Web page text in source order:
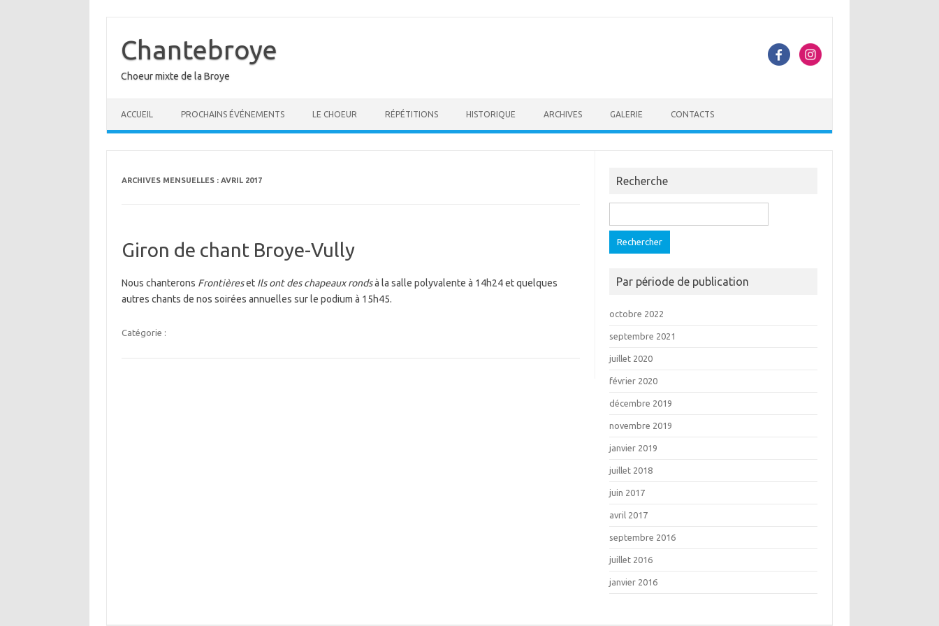
contenu
Chantebroye
Choeur mixte de la Broye
ACCUEIL PROCHAINS ÉVÉNEMENTS LE CHOEUR RÉPÉTITIONS HISTORIQUE ARCHIVES GALERIE CONTACTS
ARCHIVES MENSUELLES : AVRIL 2017
Giron de chant Broye-Vully
Nous chanterons Frontièreset Ils ont des chapeaux rondsà la salle polyvalente à 14h24 et quelques
autres chants de nos soirées annuelles sur le podium à 15h45.
Catégorie :
Recherche
Par période de publication
octobre 2022
septembre 2021
juillet 2020
février 2020
décembre 2019
novembre 2019
janvier 2019
juillet 2018
juin 2017
avril 2017
septembre 2016
juillet 2016
janvier 2016